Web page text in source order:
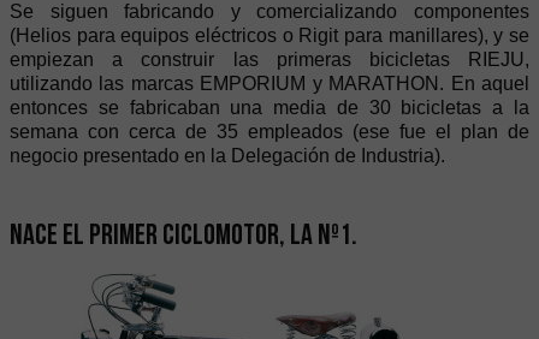
Se siguen fabricando y comercializando componentes
(Helios para equipos eléctricos o Rigit para manillares), y se
empiezan a construir las primeras bicicletas RIEJU,
utilizando las marcas EMPORIUM y MARATHON. En aquel
entonces se fabricaban una media de 30 bicicletas a la
semana con cerca de 35 empleados (ese fue el plan de
negocio presentado en la Delegación de Industria).
Nace el primer ciclomotor, la nº1.